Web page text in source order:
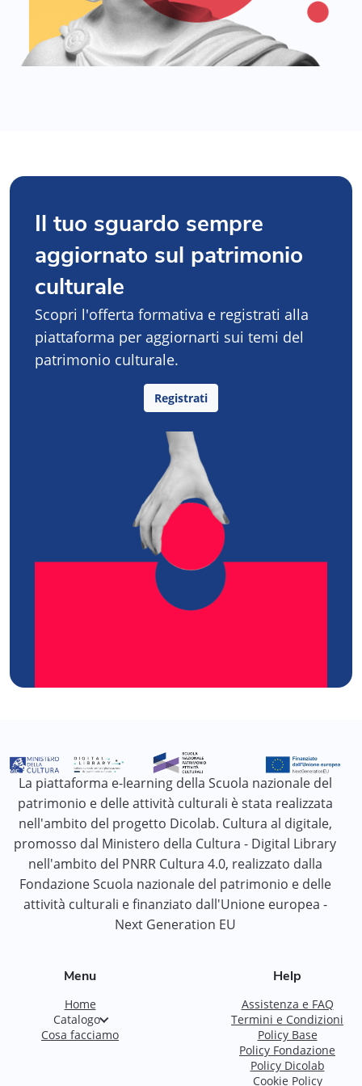
Il tuo sguardo sempre
aggiornato sul patrimonio
culturale
Scopri l'offerta formativa e registrati alla
piattaforma per aggiornarti sui temi del
patrimonio culturale.
Registrati
La piattaforma e-learning della Scuola nazionale del
patrimonio e delle attività culturali è stata realizzata
nell'ambito del progetto Dicolab. Cultura al digitale,
promosso dal Ministero della Cultura - Digital Library
nell'ambito del PNRR Cultura 4.0, realizzato dalla
Fondazione Scuola nazionale del patrimonio e delle
attività culturali e finanziato dall'Unione europea -
Next Generation EU
Menu
Home
Catalogo
Cosa facciamo
Help
Assistenza e FAQ
Termini e Condizioni
Policy Base
Policy Fondazione
Policy Dicolab
Cookie Policy